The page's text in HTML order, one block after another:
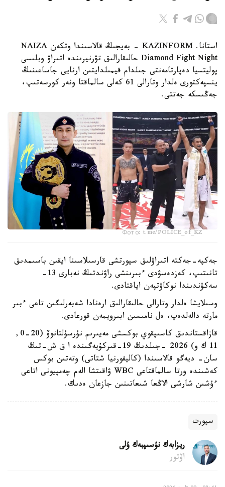
استانا. KAZINFORM - بەيجىڭ قالاسىندا وتكەن NAIZA
Diamond Fight Night حالىقارالىق تۋرنيرىندە اتىراۋ وبلىسى
پوليتسيا دەپارتامەنتى جىلدام قيمىلدايتىن ارنايى جاساعىنىڭ
ينسپەكتورى ەلدار وتارالى 61 كەلى سالماقتا ونەر كورسەتىپ،
جەڭىسكە جەتتى.
Фото: t.me/POLICE_of_KZ
جەكپە-جەكتە اتىراۋلىق سپورتشى قارسىلاسىنا ايقىن باسىمدىق
تانىتىپ، كەزدەسۋدى ءبىرىنشى راۋندتىڭ نەبارى 13-
سەكۋندىندا نوكاۋتپەن اياقتادى.
وسىلايشا ەلدار وتارالى حالىقارالىق ارەنادا شەبەرلىگىن تاعى ءبىر
مارتە دالەلدەپ، ەل نامىسىن ابىرويمەن قورعادى.
قازاقستاندىق كاسىپقوي بوكسشى مەيىرىم نۇرسۇلتانوۆ (20-0,
11 ك و) 2026 -جىلدىڭ 19-قىركۇيەگىندە ا ق ش-تىڭ
سان- ديەگو قالاسىندا (كاليفورنيا شتاتى) وتەتىن بوكس
كەشىندە ورتا سالماقتاعى WBC ۋاقىتشا الەم چەمپيونى اتاعى
ءۇشىن شارشى الاڭعا شىعاتىنىن جازعان ەدىك.
سپورت
ريزابەك نۇسىپبەك ۇلى
اۆتور